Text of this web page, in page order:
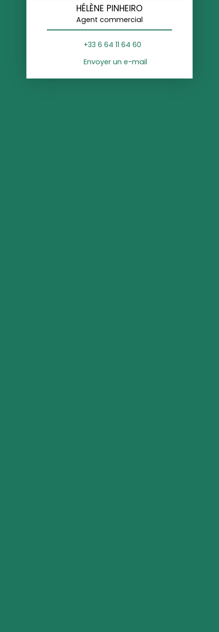
HÉLÈNE PINHEIRO
Agent commercial
+33 6 64 11 64 60
Envoyer un e-mail